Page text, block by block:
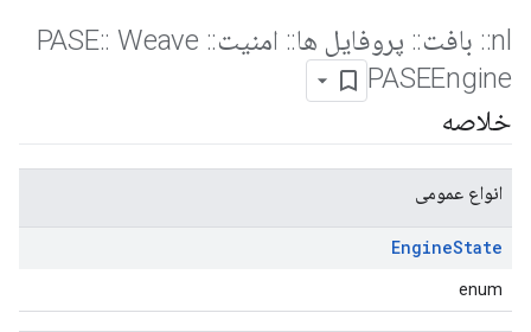
nl
:: بافت:: پروفایل ها:: امنیت::
:: Weave
PASEEngine
خلاصه
انواع عمومی
EngineState
enum